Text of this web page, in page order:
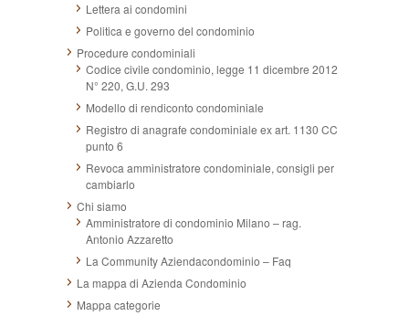
Lettera ai condomini
Politica e governo del condominio
Procedure condominiali
Codice civile condominio, legge 11 dicembre 2012
N° 220, G.U. 293
Modello di rendiconto condominiale
Registro di anagrafe condominiale ex art. 1130 CC
punto 6
Revoca amministratore condominiale, consigli per
cambiarlo
Chi siamo
Amministratore di condominio Milano – rag.
Antonio Azzaretto
La Community Aziendacondominio – Faq
La mappa di Azienda Condominio
Mappa categorie